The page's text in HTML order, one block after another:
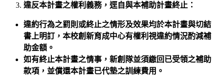
違反本計畫之權利義務，逕自與本補助計畫終止：
違約行為之罰則或終止之情形及效果均於本計畫與切結
書上明訂，本校創新育成中心有權利視違約情況酌減補
助金額。
如有終止本計畫之情事，新創隊並須繳回已受領之補助
款項，並償還本計畫已代墊之訓練費用。